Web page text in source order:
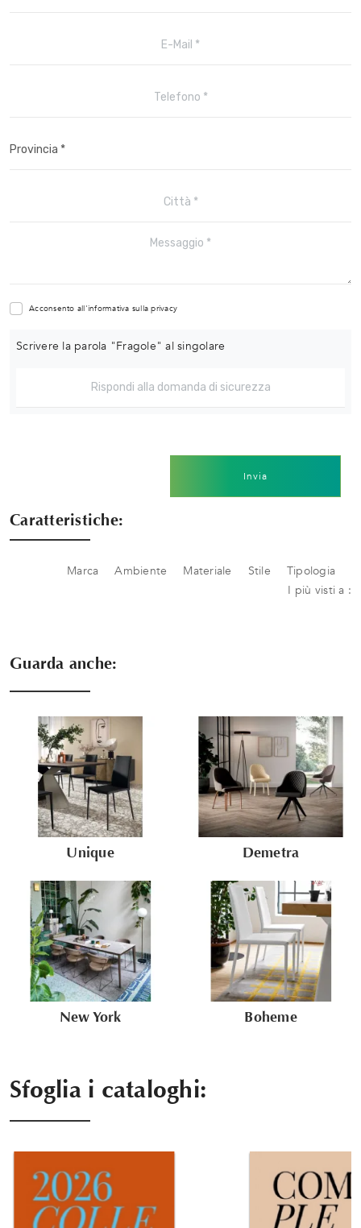
Acconsento all'informativa sullaprivacy
Scrivere la parola "Fragole" al singolare
Invia
Caratteristiche:
Marca Ambiente Materiale Stile
Tipologia
I più visti a :
Guarda anche:
Unique Demetra
New York Boheme
Sfoglia i cataloghi: